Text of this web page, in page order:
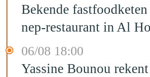
Bekende
nep-restaurant in Al
06/08 18:00
Yassine Bounou